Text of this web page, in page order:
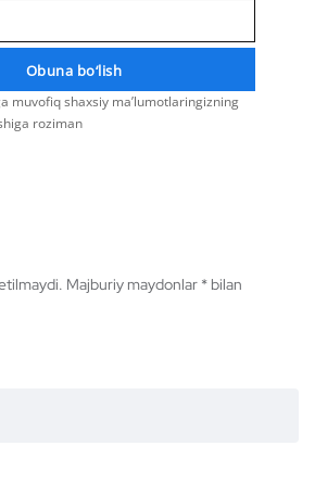
Obuna bo‘lish
muvofiq shaxsiy ma’lumotlaringizning
roziman
Majburiy maydonlar * bilan